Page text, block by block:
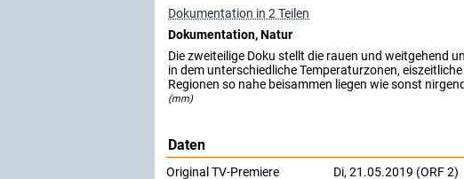
Dokumentation in 2 Teilen
Dokumentation, Natur
Die zweiteilige Doku stellt die rauen und weitgehend
in dem unterschiedliche Temperaturzonen,
Regionen so nahe beisammen liegen wie sonst
(mm)
Daten
Original TV-Premiere
Di, 21.05.2019 (ORF 2)